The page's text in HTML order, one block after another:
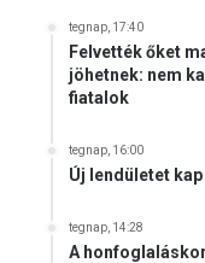
tegnap, 17:40
Felvették őket
jöhetnek: nem
fiatalok
tegnap, 16:00
Új lendületet
tegnap, 14:28
A